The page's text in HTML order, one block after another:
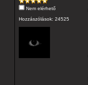
Nem elérhető
Hozzászólások: 24525